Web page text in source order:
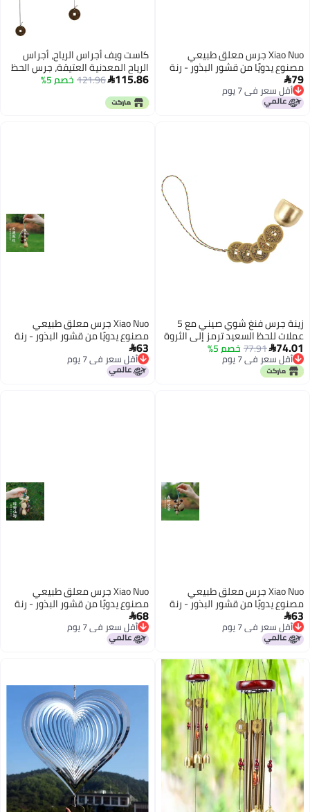
Xiao Nuo جرس معلق طبيعي
مصنوع يدويًا من قشور البذور - رنة
شفاء وسحر للحقائب
79
أقل سعر في 7 يوم
أقل سعر في 7 يوم
كاست ويف أجراس الرياح، أجراس
الرياح المعدنية العتيقة، جرس الحظ
الصيني وفقًا لفنغ شوي، زينة
معلقة لتزيين المنزل في الداخل
والخارج، زينة معلقة للحديقة، 3 قطع
115.86
121.96خصم 5%
زينة جرس فنغ شوي صيني مع 5
عملات للحظ السعيد ترمز إلى الثروة
والصحة والسلام والنجاح، جرس فنغ
شوي معدني يُعلق على الباب أو
في المنزل أو السيارة.
74.01
77.91خصم 5%
أقل سعر في 7 يوم
أقل سعر في 7 يوم
Xiao Nuo جرس معلق طبيعي
مصنوع يدويًا من قشور البذور - رنة
شفاء وسحر للحقائب
63
أقل سعر في 7 يوم
أقل سعر في 7 يوم
Xiao Nuo جرس معلق طبيعي
مصنوع يدويًا من قشور البذور - رنة
شفاء وسحر للحقائب
63
أقل سعر في 7 يوم
أقل سعر في 7 يوم
Xiao Nuo جرس معلق طبيعي
مصنوع يدويًا من قشور البذور - رنة
شفاء وسحر للحقائب
68
أقل سعر في 7 يوم
أقل سعر في 7 يوم